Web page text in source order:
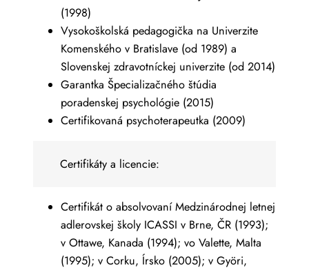
(1998)
Vysokoškolská pedagogička na Univerzite
Komenského v Bratislave (od 1989) a
Slovenskej zdravotníckej univerzite (od 2014)
Garantka Špecializačného štúdia
poradenskej psychológie (2015)
Certifikovaná psychoterapeutka (2009)
Certifikáty a licencie:
Certifikát o absolvovaní Medzinárodnej letnej
adlerovskej školy ICASSI v Brne, ČR (1993);
v Ottawe, Kanada (1994); vo Valette, Malta
(1995); v Corku, Írsko (2005); v Györi,